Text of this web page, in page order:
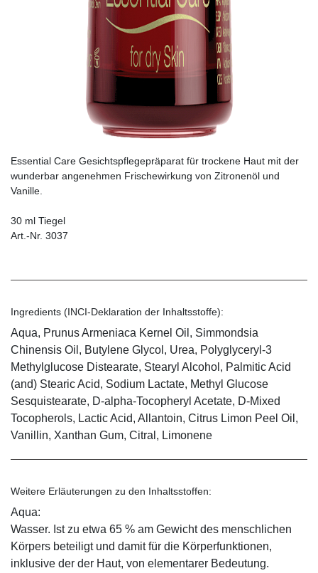
Essential Care Gesichtspflegepräparat für trockene Haut mit der
wunderbar angenehmen Frischewirkung von Zitronenöl und
Vanille.
30 ml Tiegel
Art.-Nr. 3037
Ingredients (INCI-Deklaration der Inhaltsstoffe):
Aqua, Prunus Armeniaca Kernel Oil, Simmondsia
Chinensis Oil, Butylene Glycol, Urea, Polyglyceryl-3
Methylglucose Distearate, Stearyl Alcohol, Palmitic Acid
(and) Stearic Acid, Sodium Lactate, Methyl Glucose
Sesquistearate, D-alpha-Tocopheryl Acetate, D-Mixed
Tocopherols, Lactic Acid, Allantoin, Citrus Limon Peel Oil,
Vanillin, Xanthan Gum, Citral, Limonene
Weitere Erläuterungen zu den Inhaltsstoffen:
Aqua:
Wasser. Ist zu etwa 65 % am Gewicht des menschlichen
Körpers beteiligt und damit für die Körperfunktionen,
inklusive der der Haut, von elementarer Bedeutung.